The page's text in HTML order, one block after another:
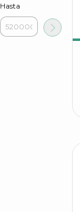
Hasta